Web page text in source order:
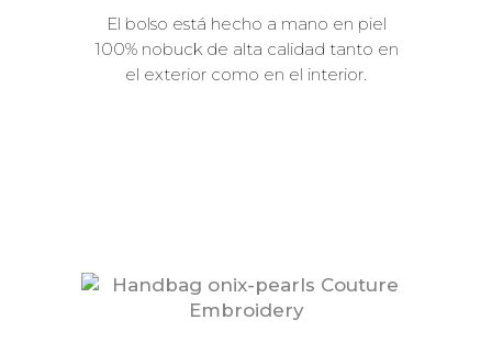
El bolso está hecho a mano en piel
100% nobuck de alta calidad tanto en
el exterior como en el interior.